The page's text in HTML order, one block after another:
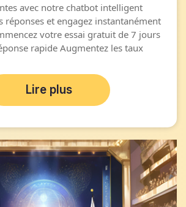
avec notre chatbot intelligent
réponses et engagez instantanément
votre essai gratuit de 7 jours
rapide Augmentez les taux
Lire plus